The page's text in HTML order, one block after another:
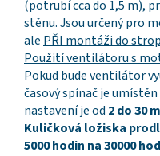
(potrubí cca do 1,5 m),
stěnu. Jsou určený pro
ale PŘI montáži do
Použití ventilátoru s
Pokud bude ventilátor
časový spínač je
nastavení je od 2 do 30
Kuličková ložiska
5000 hodin na 30000